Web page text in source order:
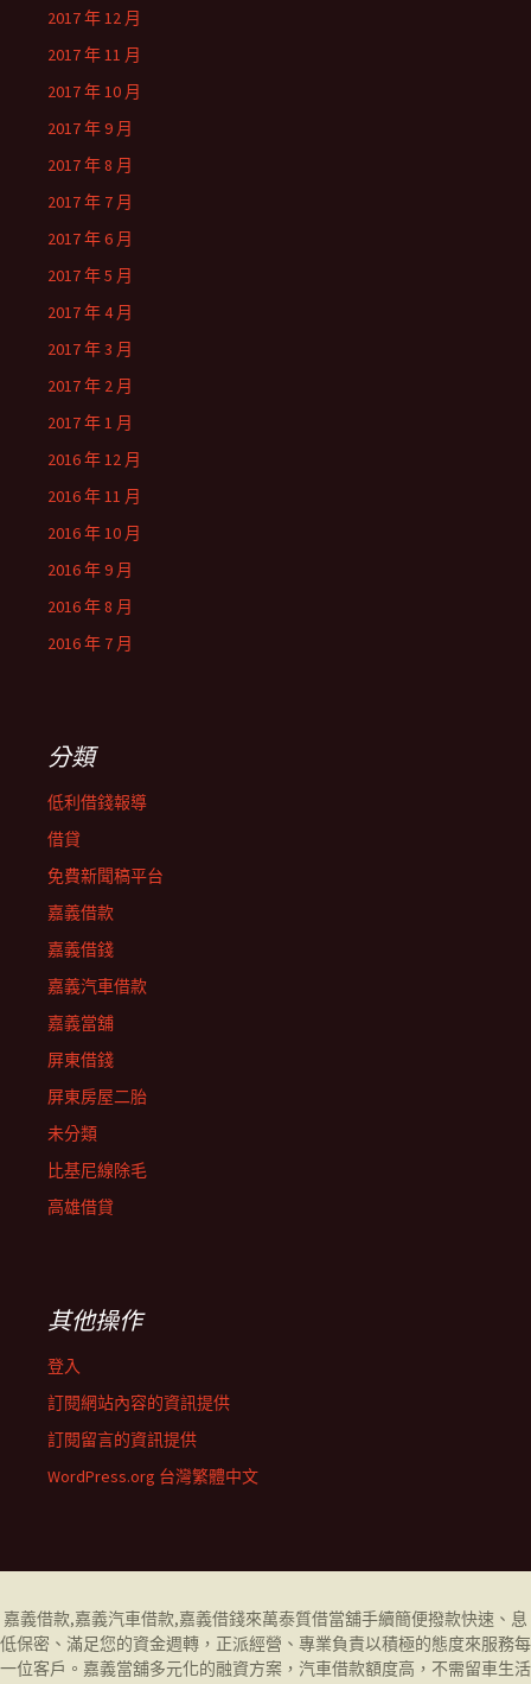
2017 年 12 月
2017 年 11 月
2017 年 10 月
2017 年 9 月
2017 年 8 月
2017 年 7 月
2017 年 6 月
2017 年 5 月
2017 年 4 月
2017 年 3 月
2017 年 2 月
2017 年 1 月
2016 年 12 月
2016 年 11 月
2016 年 10 月
2016 年 9 月
2016 年 8 月
2016 年 7 月
分類
低利借錢報導
借貸
免費新聞稿平台
嘉義借款
嘉義借錢
嘉義汽車借款
嘉義當舖
屏東借錢
屏東房屋二胎
未分類
比基尼線除毛
高雄借貸
其他操作
登入
訂閱網站內容的資訊提供
訂閱留言的資訊提供
WordPress.org 台灣繁體中文
嘉義借款,嘉義汽車借款,嘉義借錢來萬泰質借當舖手續簡便撥款快速、息
低保密、滿足您的資金週轉，正派經營、專業負責以積極的態度來服務每
一位客戶。 嘉義當舖多元化的融資方案，汽車借款額度高，不需留車生活